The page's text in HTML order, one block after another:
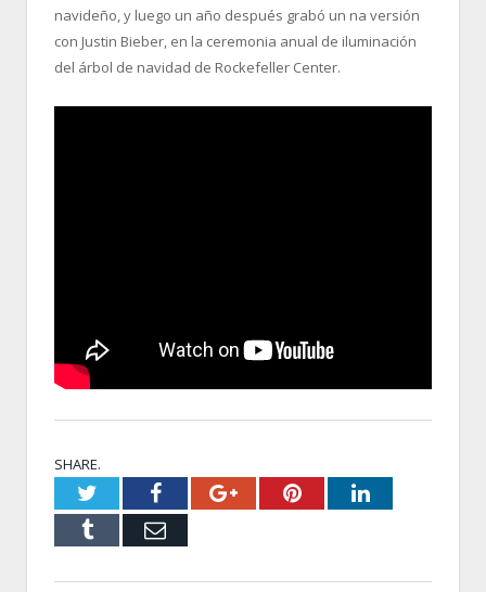
navideño, y luego un año después grabó un na versión
con Justin Bieber, en la ceremonia anual de iluminación
del árbol de navidad de Rockefeller Center.
SHARE.
TwitterFacebookGoogle+PinterestLinkedIn
Tumblr Email